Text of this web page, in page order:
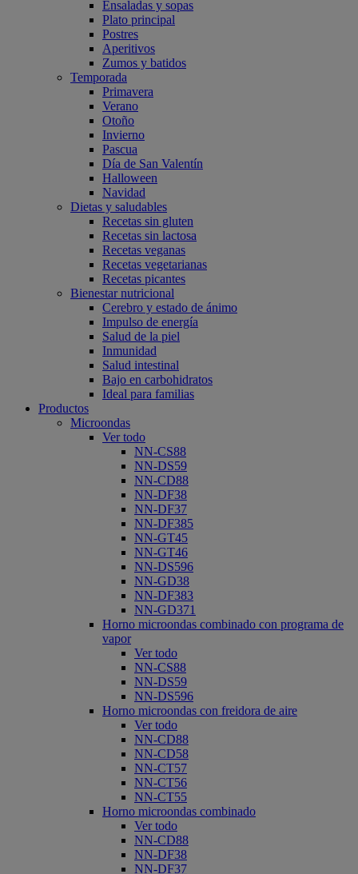
Ensaladas y sopas
Plato principal
Postres
Aperitivos
Zumos y batidos
Temporada
Primavera
Verano
Otoño
Invierno
Pascua
Día de San Valentín
Halloween
Navidad
Dietas y saludables
Recetas sin gluten
Recetas sin lactosa
Recetas veganas
Recetas vegetarianas
Recetas picantes
Bienestar nutricional
Cerebro y estado de ánimo
Impulso de energía
Salud de la piel
Inmunidad
Salud intestinal
Bajo en carbohidratos
Ideal para familias
Productos
Microondas
Ver todo
NN-CS88
NN-DS59
NN-CD88
NN-DF38
NN-DF37
NN-DF385
NN-GT45
NN-GT46
NN-DS596
NN-GD38
NN-DF383
NN-GD371
Horno microondas combinado con programa de
vapor
Ver todo
NN-CS88
NN-DS59
NN-DS596
Horno microondas con freidora de aire
Ver todo
NN-CD88
NN-CD58
NN-CT57
NN-CT56
NN-CT55
Horno microondas combinado
Ver todo
NN-CD88
NN-DF38
NN-DF37